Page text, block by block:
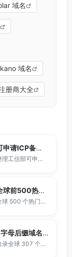
域名
域名
册商大全
可申请ICP备案域名后缀大全
整理工信部可申请ICP网站备案的域名后缀大全。
全球前500热门域名后缀排行
全球 500 个热门域名后缀排名，展示注册量排行、是否可备案、适用范围与用途简介，帮助企业与个人在 2025 年快速选择合适的顶级域名。
2字母后缀域名大全
收录全球 307 个两字符域名后缀。